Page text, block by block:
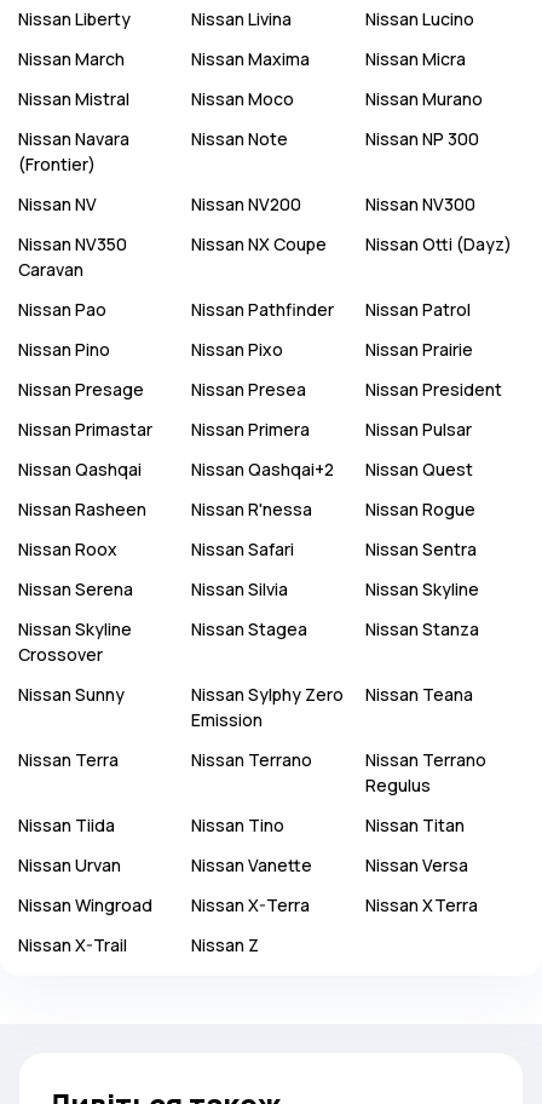
Nissan Liberty Nissan Livina Nissan Lucino
Nissan March Nissan Maxima Nissan Micra
Nissan Mistral Nissan Moco Nissan Murano
Nissan Navara
(Frontier)
Nissan Note Nissan NP 300
Nissan NV Nissan NV200 Nissan NV300
Nissan NV350
Caravan
Nissan NX Coupe Nissan Otti (Dayz)
Nissan Pao Nissan Pathfinder Nissan Patrol
Nissan Pino Nissan Pixo Nissan Prairie
Nissan Presage Nissan Presea Nissan President
Nissan Primastar Nissan Primera Nissan Pulsar
Nissan Qashqai Nissan Qashqai+2 Nissan Quest
Nissan Rasheen Nissan R'nessa Nissan Rogue
Nissan Roox Nissan Safari Nissan Sentra
Nissan Serena Nissan Silvia Nissan Skyline
Nissan Skyline
Crossover
Nissan Stagea Nissan Stanza
Nissan Sunny Nissan Sylphy Zero
Emission
Nissan Teana
Nissan Terra Nissan Terrano Nissan Terrano
Regulus
Nissan Tiida Nissan Tino Nissan Titan
Nissan Urvan Nissan Vanette Nissan Versa
Nissan Wingroad Nissan X-Terra Nissan XTerra
Nissan X-Trail Nissan Z